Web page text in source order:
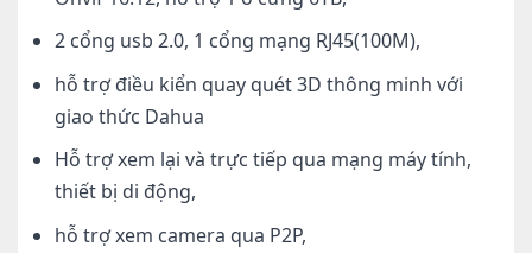
2 cổng usb 2.0, 1 cổng mạng RJ45(100M),
hỗ trợ điều kiển quay quét 3D thông minh với
giao thức Dahua
Hỗ trợ xem lại và trực tiếp qua mạng máy tính,
thiết bị di động,
hỗ trợ xem camera qua P2P,